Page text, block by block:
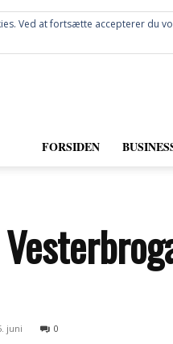
FORSIDEN
juni 0
Ved at fortsætte accepterer du